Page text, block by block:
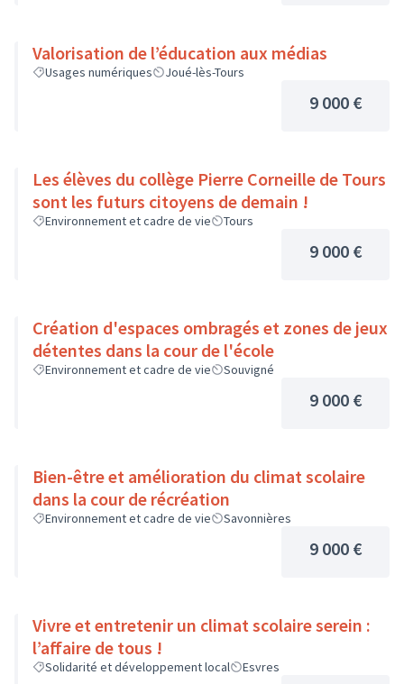
Valorisation de l’éducation aux médias
Usages numériques Joué-lès-Tours
9 000 €
Les élèves du collège Pierre Corneille de Tours
sont les futurs citoyens de demain !
Environnement et cadre de vie Tours
9 000 €
Création d'espaces ombragés et zones de jeux
détentes dans la cour de l'école
Environnement et cadre de vie Souvigné
9 000 €
Bien-être et amélioration du climat scolaire
dans la cour de récréation
Environnement et cadre de vie Savonnières
9 000 €
Vivre et entretenir un climat scolaire serein :
l’affaire de tous !
Solidarité et développement local Esvres